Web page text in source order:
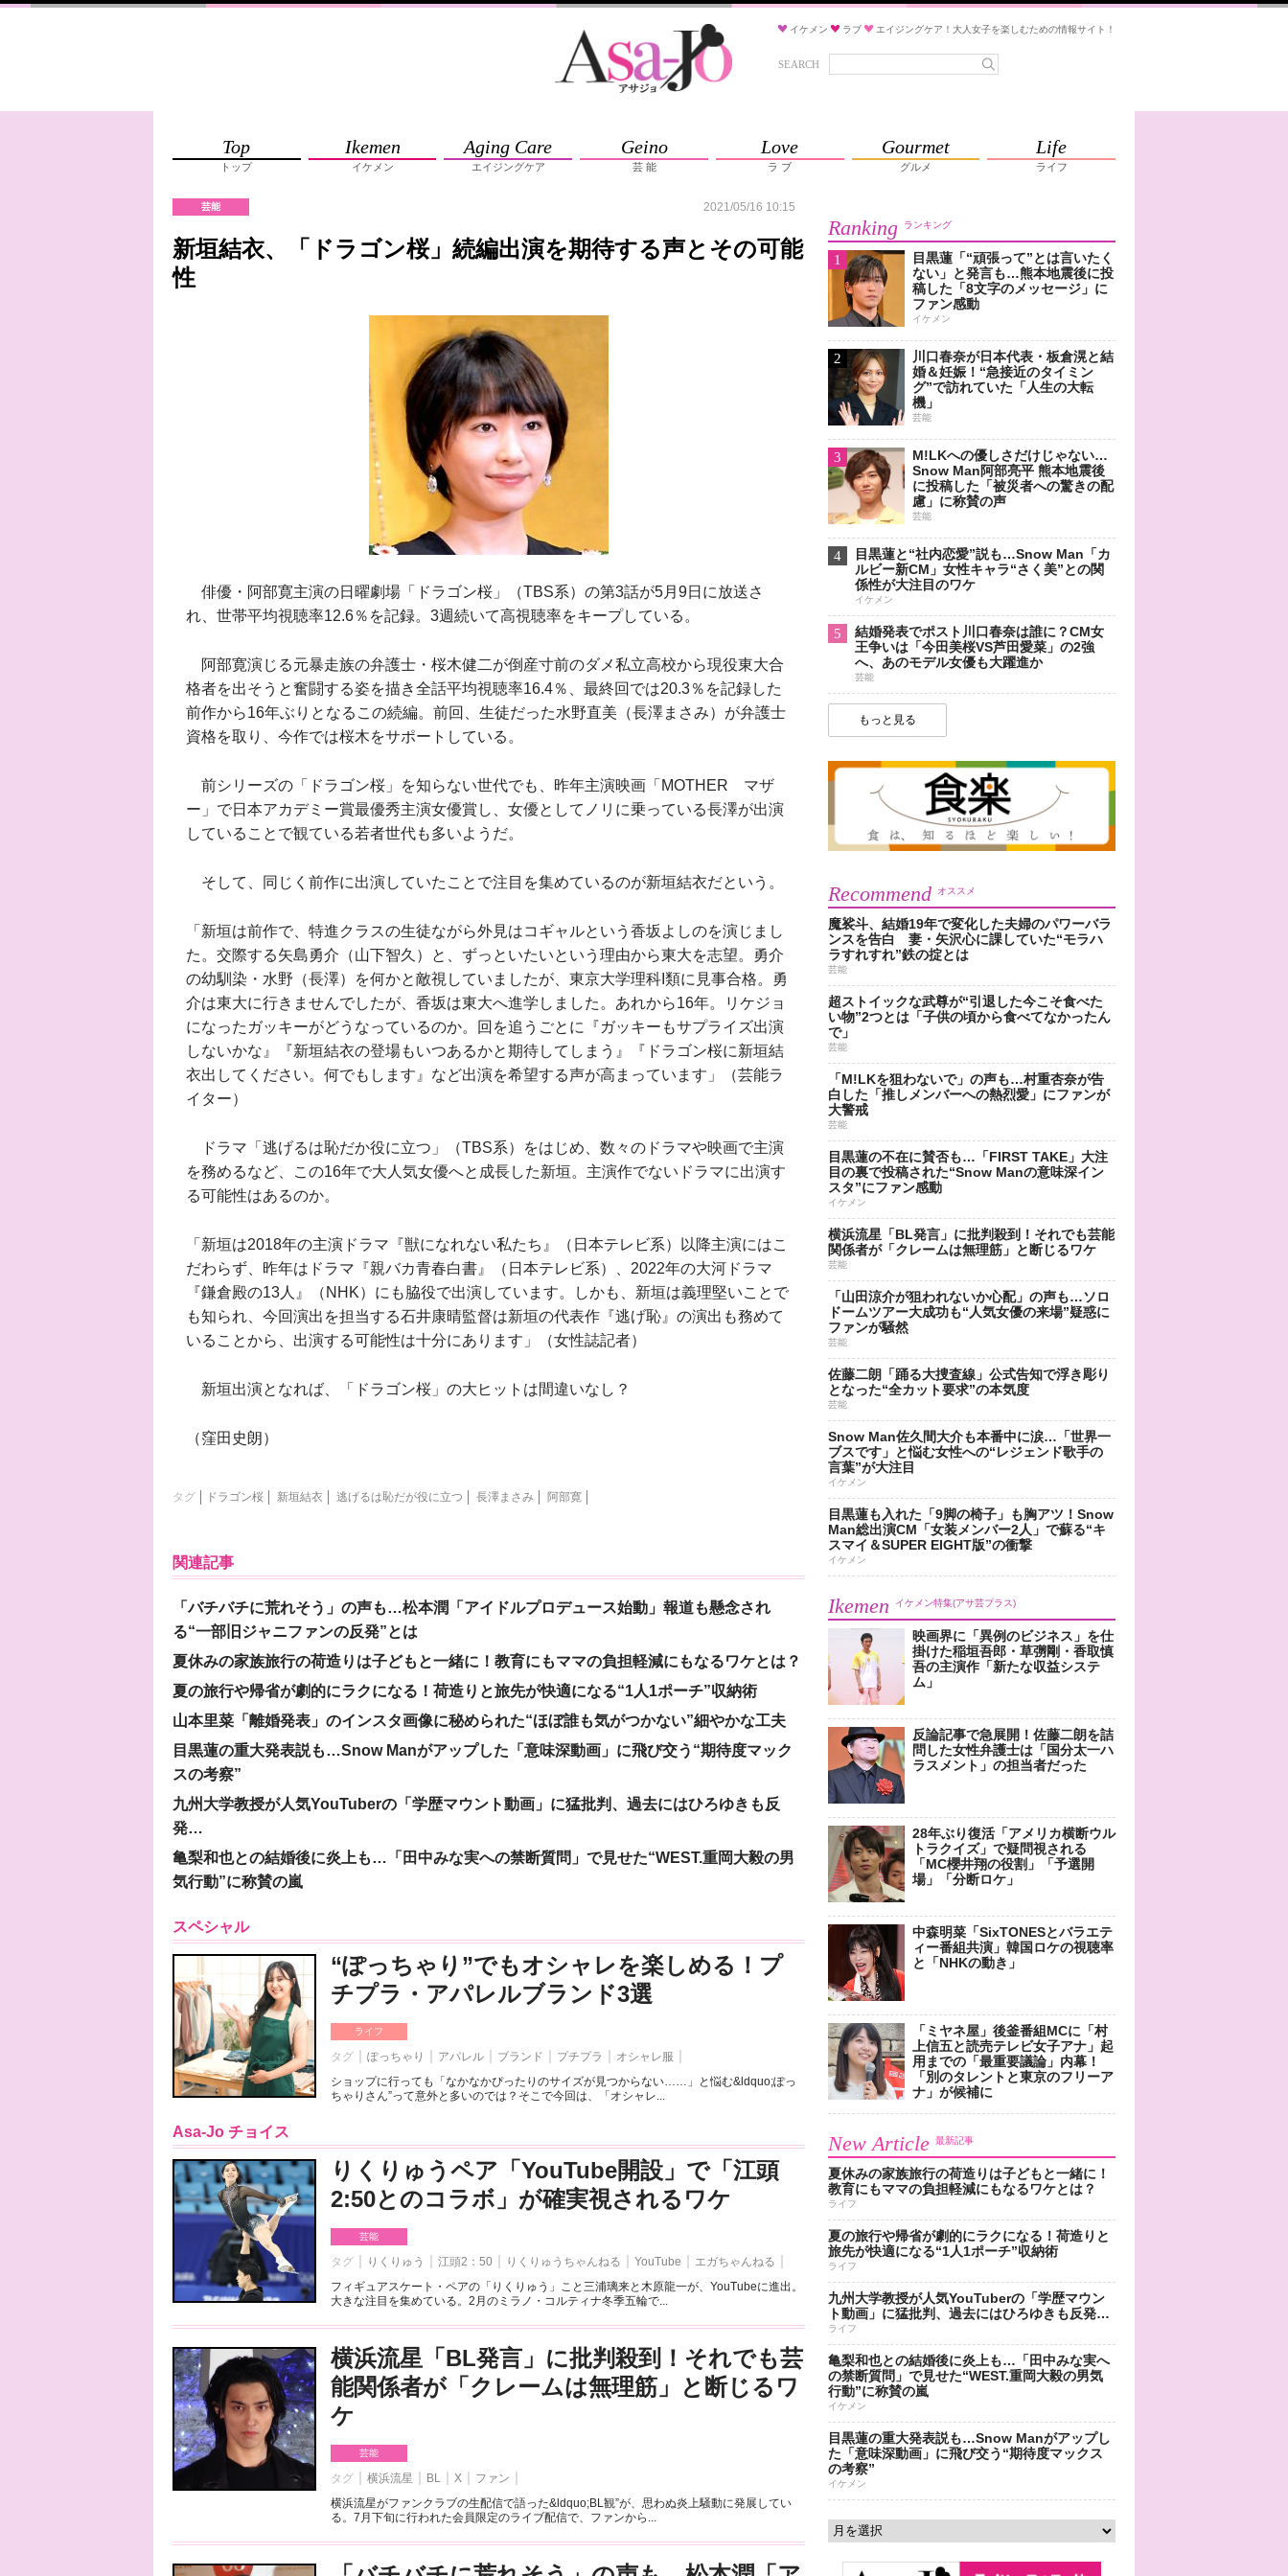
イケメン ラブ エイジングケア！大人女子を楽しむための情報サイト！
SEARCH
Top
トップ
Ikemen
イケメン
Aging Care
エイジングケア
Geino
芸 能
Love
ラ ブ
Gourmet
グルメ
Life
ライフ
芸能 2021/05/16 10:15
新垣結衣、「ドラゴン桜」続編出演を期待する声とその可能
性
俳優・阿部寛主演の日曜劇場「ドラゴン桜」（TBS系）の第3話が5月9日に放送さ
れ、世帯平均視聴率12.6％を記録。3週続いて高視聴率をキープしている。
阿部寛演じる元暴走族の弁護士・桜木健二が倒産寸前のダメ私立高校から現役東大合
格者を出そうと奮闘する姿を描き全話平均視聴率16.4％、最終回では20.3％を記録した
前作から16年ぶりとなるこの続編。前回、生徒だった水野直美（長澤まさみ）が弁護士
資格を取り、今作では桜木をサポートしている。
前シリーズの「ドラゴン桜」を知らない世代でも、昨年主演映画「MOTHER マザ
ー」で日本アカデミー賞最優秀主演女優賞し、女優としてノリに乗っている長澤が出演
していることで観ている若者世代も多いようだ。
そして、同じく前作に出演していたことで注目を集めているのが新垣結衣だという。
「新垣は前作で、特進クラスの生徒ながら外見はコギャルという香坂よしのを演じまし
た。交際する矢島勇介（山下智久）と、ずっといたいという理由から東大を志望。勇介
の幼馴染・水野（長澤）を何かと敵視していましたが、東京大学理科I類に見事合格。勇
介は東大に行きませんでしたが、香坂は東大へ進学しました。あれから16年。リケジョ
になったガッキーがどうなっているのか。回を追うごとに『ガッキーもサプライズ出演
しないかな』『新垣結衣の登場もいつあるかと期待してしまう』『ドラゴン桜に新垣結
衣出してください。何でもします』など出演を希望する声が高まっています」（芸能ラ
イター）
ドラマ「逃げるは恥だか役に立つ」（TBS系）をはじめ、数々のドラマや映画で主演
を務めるなど、この16年で大人気女優へと成長した新垣。主演作でないドラマに出演す
る可能性はあるのか。
「新垣は2018年の主演ドラマ『獣になれない私たち』（日本テレビ系）以降主演にはこ
だわらず、昨年はドラマ『親バカ青春白書』（日本テレビ系）、2022年の大河ドラマ
『鎌倉殿の13人』（NHK）にも脇役で出演しています。しかも、新垣は義理堅いことで
も知られ、今回演出を担当する石井康晴監督は新垣の代表作『逃げ恥』の演出も務めて
いることから、出演する可能性は十分にあります」（女性誌記者）
新垣出演となれば、「ドラゴン桜」の大ヒットは間違いなし？
（窪田史朗）
タグ ドラゴン桜 新垣結衣 逃げるは恥だが役に立つ 長澤まさみ 阿部寛
関連記事
「バチバチに荒れそう」の声も…松本潤「アイドルプロデュース始動」報道も懸念され
る“一部旧ジャニファンの反発”とは
夏休みの家族旅行の荷造りは子どもと一緒に！教育にもママの負担軽減にもなるワケとは？
夏の旅行や帰省が劇的にラクになる！荷造りと旅先が快適になる“1人1ポーチ”収納術
山本里菜「離婚発表」のインスタ画像に秘められた“ほぼ誰も気がつかない”細やかな工夫
目黒蓮の重大発表説も…Snow Manがアップした「意味深動画」に飛び交う“期待度マック
スの考察”
九州大学教授が人気YouTuberの「学歴マウント動画」に猛批判、過去にはひろゆきも反
発…
亀梨和也との結婚後に炎上も…「田中みな実への禁断質問」で見せた“WEST.重岡大毅の男
気行動”に称賛の嵐
スペシャル
“ぽっちゃり”でもオシャレを楽しめる！プ
チプラ・アパレルブランド3選
ライフ
タグ ぽっちゃり アパレル ブランド プチプラ
オシャレ服
ショップに行っても「なかなかぴったりのサイズが見つからない……」と悩む&ldquo;ぽっ
ちゃりさん”って意外と多いのでは？そこで今回は、「オシャレ...
Asa-Jo チョイス
りくりゅうペア「YouTube開設」で「江頭
2:50とのコラボ」が確実視されるワケ
芸能
タグ りくりゅう 江頭2：50 りくりゅうちゃんねる YouTube
エガちゃんねる
フィギュアスケート・ペアの「りくりゅう」こと三浦璃来と木原龍一が、YouTubeに進出。
大きな注目を集めている。2月のミラノ・コルティナ冬季五輪で...
横浜流星「BL発言」に批判殺到！それでも芸
能関係者が「クレームは無理筋」と断じるワ
ケ
芸能
タグ 横浜流星 BL X
ファン
横浜流星がファンクラブの生配信で語った&ldquo;BL観”が、思わぬ炎上騒動に発展してい
る。7月下旬に行われた会員限定のライブ配信で、ファンから...
Ranking ランキング
1
目黒蓮「“頑張って”とは言いたく
ない」と発言も…熊本地震後に投
稿した「8文字のメッセージ」に
ファン感動
イケメン
2
川口春奈が日本代表・板倉滉と結
婚＆妊娠！“急接近のタイミン
グ”で訪れていた「人生の大転
機」
芸能
3
M!LKへの優しさだけじゃない…
Snow Man阿部亮平 熊本地震後
に投稿した「被災者への驚きの配
慮」に称賛の声
芸能
4
目黒蓮と“社内恋愛”説も…Snow Man「カ
ルビー新CM」女性キャラ“さく美”との関
係性が大注目のワケ
イケメン
5
結婚発表でポスト川口春奈は誰に？CM女
王争いは「今田美桜VS芦田愛菜」の2強
へ、あのモデル女優も大躍進か
芸能
もっと見る
Recommend オススメ
魔裟斗、結婚19年で変化した夫婦のパワーバラ
ンスを告白 妻・矢沢心に課していた“モラハ
ラすれすれ”鉄の掟とは
芸能
超ストイックな武尊が“引退した今こそ食べた
い物”2つとは「子供の頃から食べてなかったん
で」
芸能
「M!LKを狙わないで」の声も…村重杏奈が告
白した「推しメンバーへの熱烈愛」にファンが
大警戒
芸能
目黒蓮の不在に賛否も…「FIRST TAKE」大注
目の裏で投稿された“Snow Manの意味深イン
スタ”にファン感動
イケメン
横浜流星「BL発言」に批判殺到！それでも芸能
関係者が「クレームは無理筋」と断じるワケ
芸能
「山田涼介が狙われないか心配」の声も…ソロ
ドームツアー大成功も“人気女優の来場”疑惑に
ファンが騒然
芸能
佐藤二朗「踊る大捜査線」公式告知で浮き彫り
となった“全カット要求”の本気度
芸能
Snow Man佐久間大介も本番中に涙…「世界一
ブスです」と悩む女性への“レジェンド歌手の
言葉”が大注目
イケメン
目黒蓮も入れた「9脚の椅子」も胸アツ！Snow
Man総出演CM「女装メンバー2人」で蘇る“キ
スマイ＆SUPER EIGHT版”の衝撃
イケメン
Ikemen イケメン特集(アサ芸プラス)
映画界に「異例のビジネス」を仕
掛けた稲垣吾郎・草彅剛・香取慎
吾の主演作「新たな収益システ
ム」
反論記事で急展開！佐藤二朗を詰
問した女性弁護士は「国分太一ハ
ラスメント」の担当者だった
28年ぶり復活「アメリカ横断ウル
トラクイズ」で疑問視される
「MC櫻井翔の役割」「予選開
場」「分断ロケ」
中森明菜「SixTONESとバラエテ
ィー番組共演」韓国ロケの視聴率
と「NHKの動き」
「ミヤネ屋」後釜番組MCに「村
上信五と読売テレビ女子アナ」起
用までの「最重要議論」内幕！
「別のタレントと東京のフリーア
ナ」が候補に
New Article 最新記事
夏休みの家族旅行の荷造りは子どもと一緒に！
教育にもママの負担軽減にもなるワケとは？
ライフ
夏の旅行や帰省が劇的にラクになる！荷造りと
旅先が快適になる“1人1ポーチ”収納術
ライフ
九州大学教授が人気YouTuberの「学歴マウン
ト動画」に猛批判、過去にはひろゆきも反発…
ライフ
亀梨和也との結婚後に炎上も…「田中みな実へ
の禁断質問」で見せた“WEST.重岡大毅の男気
行動”に称賛の嵐
イケメン
目黒蓮の重大発表説も…Snow Manがアップし
た「意味深動画」に飛び交う“期待度マックス
の考察”
イケメン